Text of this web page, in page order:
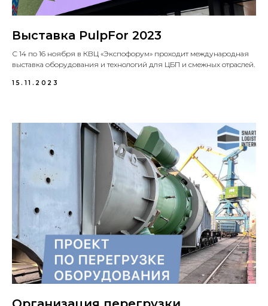
Выставка PulpFor 2023
С 14 по 16 ноября в КВЦ «Экспофорум» проходит международная
выставка оборудования и технологий для ЦБП и смежных отраслей.
15.11.2023